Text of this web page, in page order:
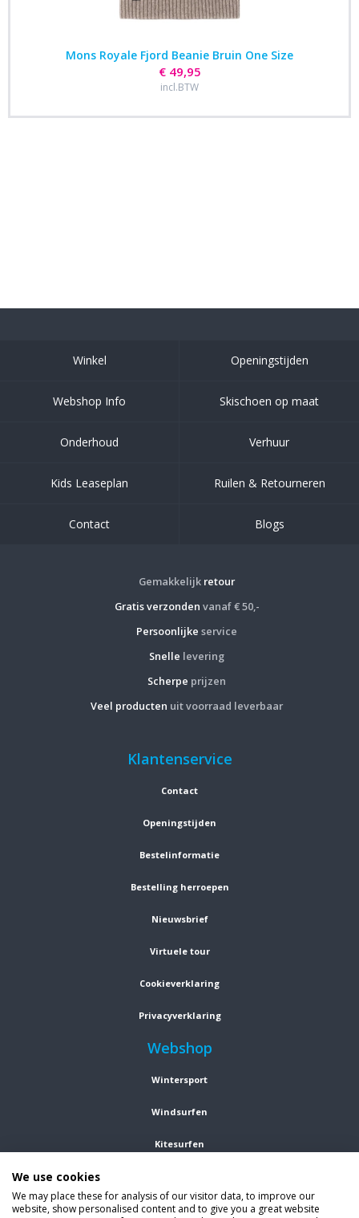
Mons Royale Fjord Beanie Bruin One Size
€ 49,95
incl.BTW
Winkel Openingstijden
Webshop Info Skischoen op maat
Onderhoud Verhuur
Kids Leaseplan Ruilen & Retourneren
Contact Blogs
Gemakkelijk retour
Gratis verzonden vanaf € 50,-
Persoonlijke service
Snelle levering
Scherpe prijzen
Veel producten uit voorraad leverbaar
Klantenservice
Contact
Openingstijden
Bestelinformatie
Bestelling herroepen
Nieuwsbrief
Virtuele tour
Cookieverklaring
Privacyverklaring
Webshop
Wintersport
Windsurfen
Kitesurfen
Kleding
We use cookies
We may place these for analysis of our visitor data, to improve our
website, show personalised content and to give you a great website